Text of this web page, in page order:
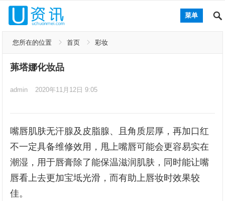
菜单
您所在的位置 首页 彩妆
茀塔娜化妆品
admin 2020年11月12日 9:05
嘴唇肌肤无汗腺及皮脂腺、且角质层厚，再加口红
不一定具备维修效用，甩上嘴唇可能会更容易实在
潮湿，用于唇膏除了能保温滋润肌肤，同时能让嘴
唇看上去更加宝坻光滑，而有助上唇妆时效果较
佳。